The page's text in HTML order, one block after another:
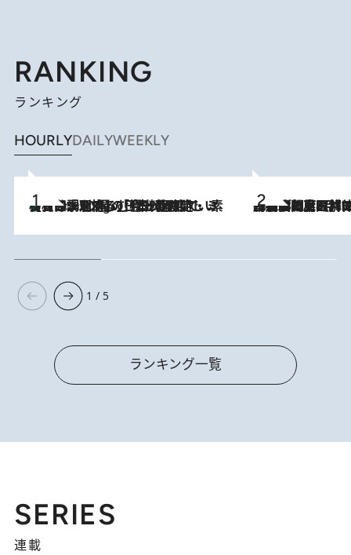
RANKING
ランキング
HOURLYDAILYWEEKLY
3 Hours Ago
【大分・別府】「今一番おいしい食材を調理する」1日2組限定・ミシュラン2ツ星の日本料理店で、素材と四季を愉しむ極上の時間 2026.8.8
「最後に見られてよかった」上野動物園の東園パンダ舎が解体前に特別公開。8月16日まで延長されたパネル展と共に辿る“半世紀”のパンダ飼育《解体工事の図面あり》
1 / 5
ランキング一覧
SERIES
連載